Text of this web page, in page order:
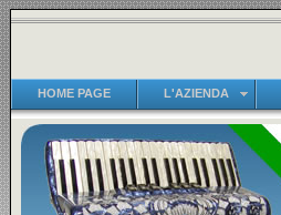
HOME PAGE L'AZIENDA